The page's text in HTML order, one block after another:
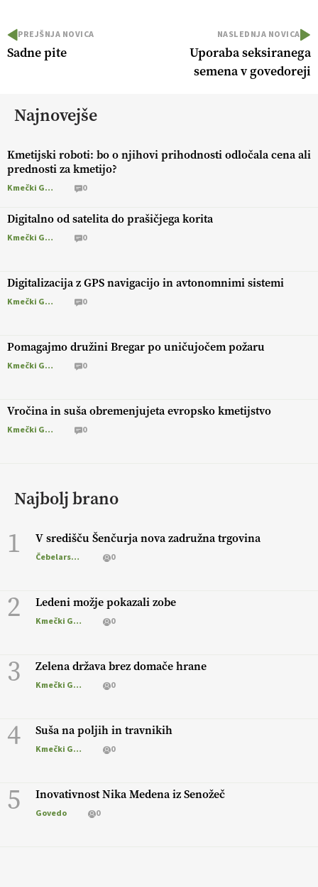
PREJŠNJA NOVICA
Sadne pite
NASLEDNJA NOVICA
Uporaba seksiranega
semena v govedoreji
Najnovejše
Kmetijski roboti: bo o njihovi prihodnosti odločala cena ali
prednosti za kmetijo?
Kmečki Glas 0
Digitalno od satelita do prašičjega korita
Kmečki Glas 0
Digitalizacija z GPS navigacijo in avtonomnimi sistemi
Kmečki Glas 0
Pomagajmo družini Bregar po uničujočem požaru
Kmečki Glas 0
Vročina in suša obremenjujeta evropsko kmetijstvo
Kmečki Glas 0
Najbolj brano
1 V središču Šenčurja nova zadružna trgovina
Čebelarstvo 0
2 Ledeni možje pokazali zobe
Kmečki Glas 0
3 Zelena država brez domače hrane
Kmečki Glas 0
4 Suša na poljih in travnikih
Kmečki Glas 0
5 Inovativnost Nika Medena iz Senožeč
Govedo 0